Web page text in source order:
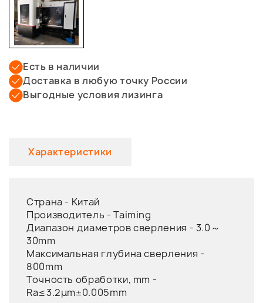
Есть в наличии
Доставка в любую точку России
Выгодные условия лизинга
Характеристики
Страна - Китай
Производитель -Taiming
Диапазон диаметров сверления - 3.0～
30mm
Максимальная глубина сверления -
800mm
Точность обработки, mm -
Ra≤3.2μm±0.005mm